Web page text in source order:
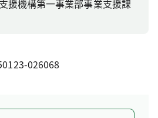
援機構第一事業部事業支援課
026068